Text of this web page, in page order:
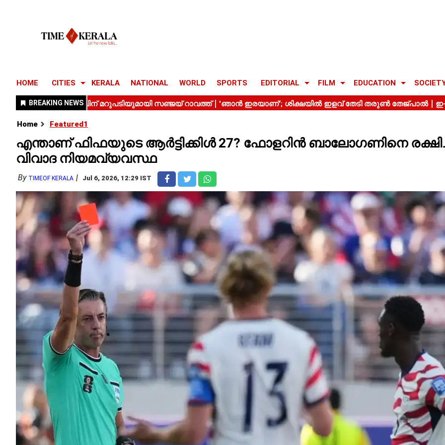
HOME CITIES KERALA NATIONAL WORLD SPORTS EDITORIAL FILM EDUCATION
Home Featured1
എന്താണ് ഫിഫയുടെ ആർട്ടിക്കിൾ 27? ഫോളറിൻ ബാലോഗണിനെ
വിവാദ നിയമവ്യവസ്ഥ
By TIMEOF KERALA Jul 6, 2026, 12:29 IST